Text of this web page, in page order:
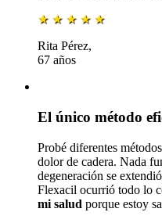
★ ★ ★ ★ ★
Rita Pérez,
67 años
El único método
Probé diferentes
dolor de cadera. Nada
degeneración se
Flexacil ocurrió todo lo
mi salud porque estoy